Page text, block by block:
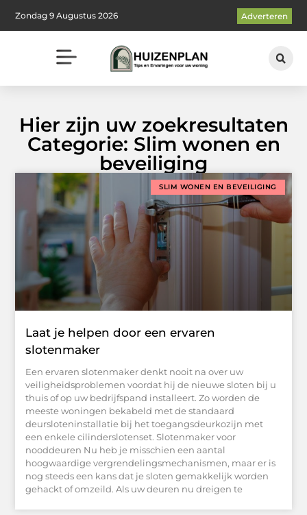
Zondag 9 Augustus 2026 Adverteren
Hier zijn uw zoekresultaten
Categorie: Slim wonen en
beveiliging
SLIM WONEN EN BEVEILIGING
Laat je helpen door een ervaren
slotenmaker
Een ervaren slotenmaker denkt nooit na over uw
veiligheidsproblemen voordat hij de nieuwe sloten bij u
thuis of op uw bedrijfspand installeert. Zo worden de
meeste woningen bekabeld met de standaard
deursloteninstallatie bij het toegangsdeurkozijn met
een enkele cilinderslotenset. Slotenmaker voor
nooddeuren Nu heb je misschien een aantal
hoogwaardige vergrendelingsmechanismen, maar er is
nog steeds een kans dat je sloten gemakkelijk worden
gehackt of omzeild. Als uw deuren nu dreigen te